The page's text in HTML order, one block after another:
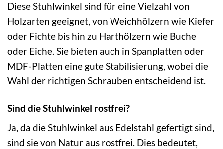
Diese Stuhlwinkel sind für eine Vielzahl von
Holzarten geeignet, von Weichhölzern wie Kiefer
oder Fichte bis hin zu Harthölzern wie Buche
oder Eiche. Sie bieten auch in Spanplatten oder
MDF-Platten eine gute Stabilisierung, wobei die
Wahl der richtigen Schrauben entscheidend ist.
Sind die Stuhlwinkel rostfrei?
Ja, da die Stuhlwinkel aus Edelstahl gefertigt sind,
sind sie von Natur aus rostfrei. Dies bedeutet,